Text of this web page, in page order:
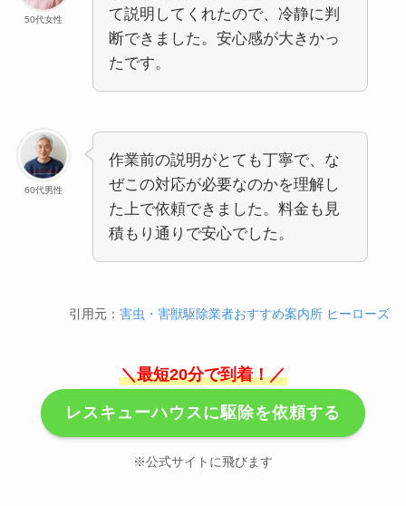
50代女性
て説明してくれたので、冷静に判
断できました。安心感が大きかっ
たです。
60代男性
作業前の説明がとても丁寧で、な
ぜこの対応が必要なのかを理解し
た上で依頼できました。料金も見
積もり通りで安心でした。
引用元：害虫・害獣駆除業者おすすめ案内所 ヒーローズ
＼最短20分で到着！／
レスキューハウスに駆除を依頼する
※公式サイトに飛びます